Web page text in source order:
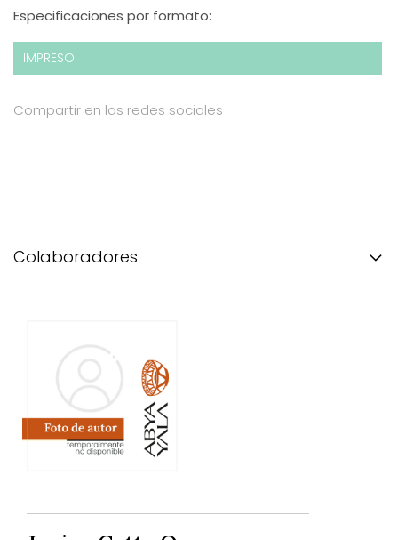
Especificaciones por formato:
IMPRESO
Compartir en las redes sociales
Colaboradores